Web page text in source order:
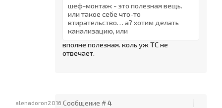
шеф-монтаж - это полезная вещь.
или такое себе что-то
втирательство… а? хотим делать
канализацию, или
вполне полезная. коль уж ТС не
отвечает.
alenadoron2016 Сообщение #4